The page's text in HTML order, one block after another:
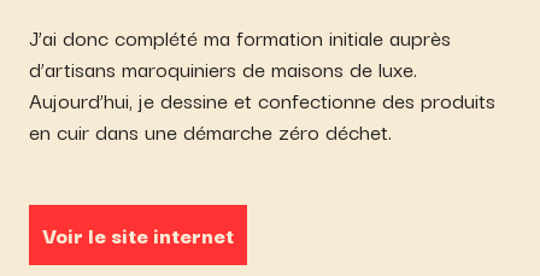
J’ai donc complété ma formation initiale auprès
d’artisans maroquiniers de maisons de luxe.
Aujourd’hui, je dessine et confectionne des produits
en cuir dans une démarche zéro déchet.
Voir le site internet